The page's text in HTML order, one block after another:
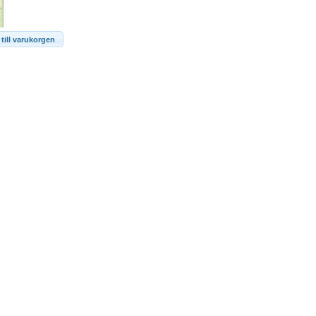
varukorgen